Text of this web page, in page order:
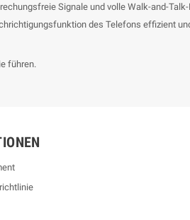
Signale und volle Walk-and-Talk-
des Telefons effizient
führen.